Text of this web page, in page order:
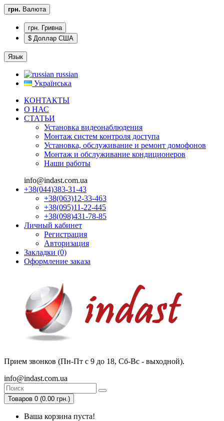
грн. Валюта
грн. Гривна
$ Доллар США
Язык
russian
Українська
КОНТАКТЫ
О НАС
CТАТЬИ
Установка видеонаблюдения
Монтаж систем контроля доступа
Установка, обслуживание и ремонт домофонов
Монтаж и обслуживание кондиционеров
Наши работы
info@indast.com.ua
+38(044)383-31-43
+38(063)12-33-463
+38(095)11-22-445
+38(098)431-78-85
Личный кабинет
Регистрация
Авторизация
Закладки (0)
Оформление заказа
Прием звонков (Пн-Пт с 9 до 18, Сб-Вс - выходной).
info@indast.com.ua
Товаров 0 (0.00 грн.)
Ваша корзина пуста!